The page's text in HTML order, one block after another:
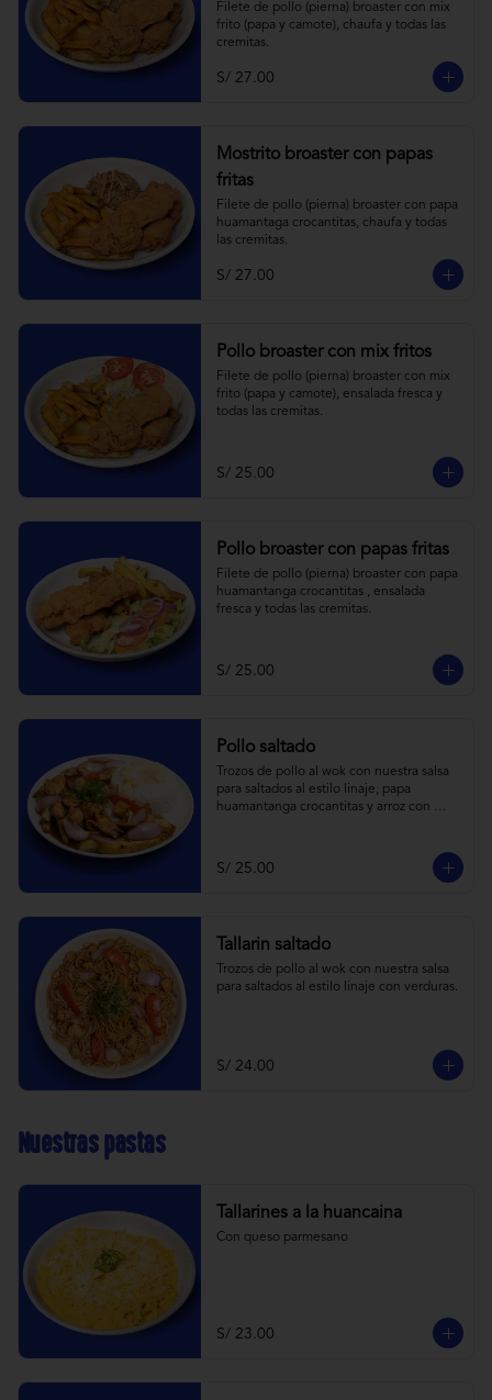
Filete de pollo (pierna) broaster con mix
frito (papa y camote), chaufa y todas las
cremitas.
S/ 27.00
Mostrito broaster con papas
fritas
Filete de pollo (pierna) broaster con papa
huamantaga crocantitas, chaufa y todas
las cremitas.
S/ 27.00
Pollo broaster con mix fritos
Filete de pollo (pierna) broaster con mix
frito (papa y camote), ensalada fresca y
todas las cremitas.
S/ 25.00
Pollo broaster con papas fritas
Filete de pollo (pierna) broaster con papa
huamantanga crocantitas , ensalada
fresca y todas las cremitas.
S/ 25.00
Pollo saltado
Trozos de pollo al wok con nuestra salsa
para saltados al estilo linaje, papa
huamantanga crocantitas y arroz con
S/ 25.00
Tallarin saltado
Trozos de pollo al wok con nuestra salsa
para saltados al estilo linaje con verduras.
S/ 24.00
Nuestras pastas
Tallarines a la huancaina
Con queso parmesano
S/ 23.00